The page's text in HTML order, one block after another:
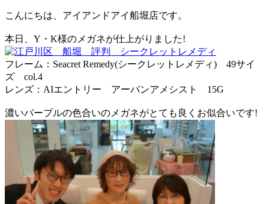
こんにちは、アイアンドアイ船堀店です。
本日、Y・K様のメガネが仕上がりました!
フレーム：Seacret Remedy(シークレットレメディ) 49サイ
ズ col.4
レンズ：AIエントリー アーバンアメシスト 15G
濃いパープルの色合いのメガネがとても良くお似合いです!